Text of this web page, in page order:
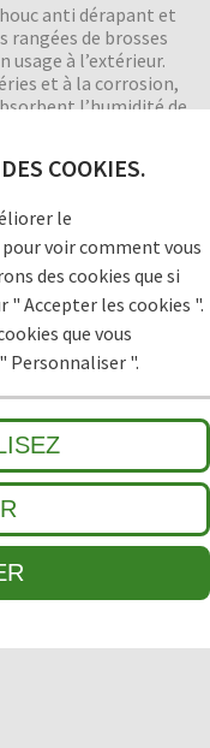
COOKIES.
le
voir comment vous
des cookies que si
" Accepter les cookies ".
que vous
Personnaliser ".
anti dérapant et
rangées de brosses
usage à l’extérieur.
et à la corrosion,
l’humidité de
Bonne isolation
spéciales